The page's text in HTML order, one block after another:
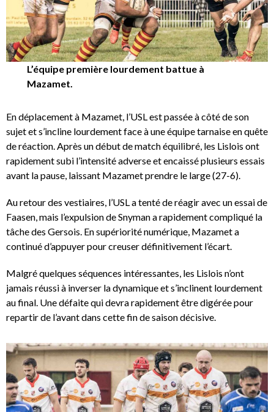
L’équipe première lourdement battue à
Mazamet.
En déplacement à Mazamet, l’USL est passée à côté de son
sujet et s’incline lourdement face à une équipe tarnaise en quête
de réaction. Après un début de match équilibré, les Lislois ont
rapidement subi l’intensité adverse et encaissé plusieurs essais
avant la pause, laissant Mazamet prendre le large (27-6).
Au retour des vestiaires, l’USL a tenté de réagir avec un essai de
Faasen, mais l’expulsion de Snyman a rapidement compliqué la
tâche des Gersois. En supériorité numérique, Mazamet a
continué d’appuyer pour creuser définitivement l’écart.
Malgré quelques séquences intéressantes, les Lislois n’ont
jamais réussi à inverser la dynamique et s’inclinent lourdement
au final. Une défaite qui devra rapidement être digérée pour
repartir de l’avant dans cette fin de saison décisive.